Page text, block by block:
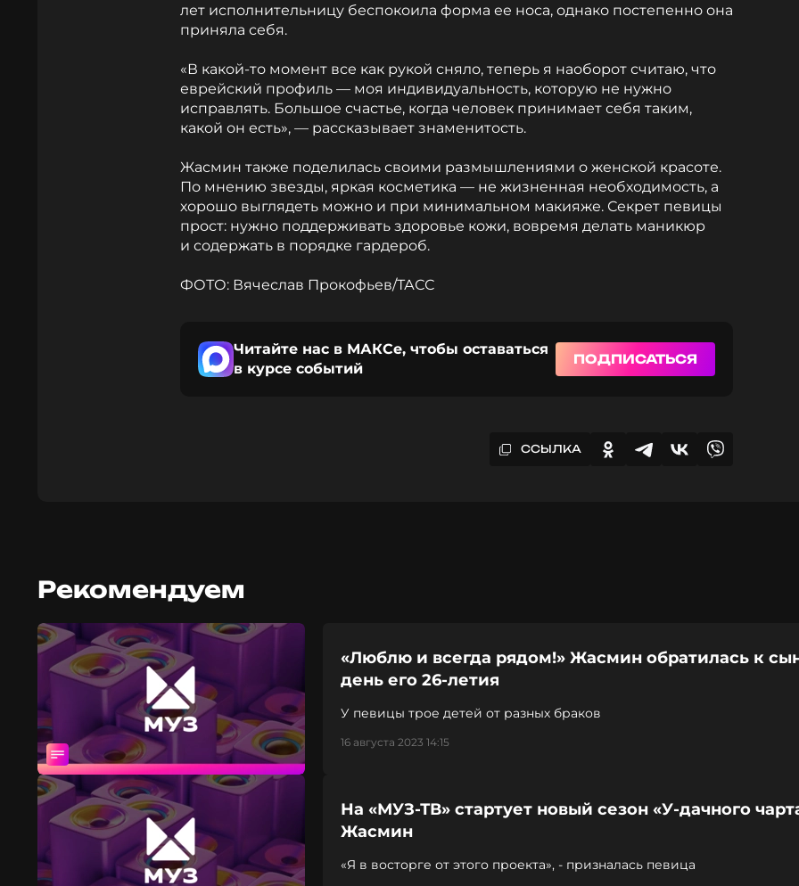
лет исполнительницу беспокоила форма ее носа, однако постепенно она
приняла себя.
«В какой-то момент все как рукой сняло, теперь я наоборот считаю, что
еврейский профиль — моя индивидуальность, которую не нужно
исправлять. Большое счастье, когда человек принимает себя таким,
какой он есть», — рассказывает знаменитость.
Жасмин также поделилась своими размышлениями о женской красоте.
По мнению звезды, яркая косметика — не жизненная необходимость, а
хорошо выглядеть можно и при минимальном макияже. Секрет певицы
прост: нужно поддерживать здоровье кожи, вовремя делать маникюр
и содержать в порядке гардероб.
ФОТО: Вячеслав Прокофьев/ТАСС
Читайте нас в МАКСе, чтобы оставаться
в курсе событий
ПОДПИСАТЬСЯ
ССЫЛКА
Рекомендуем
«Люблю и всегда рядом!» Жасмин обратилась к
день его 26-летия
У певицы трое детей от разных браков
16 августа 2023 14:15
На «МУЗ-ТВ» стартует новый сезон «У-дачного
Жасмин
«Я в восторге от этого проекта», - призналась певица